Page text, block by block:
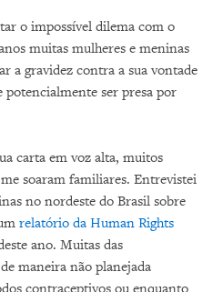
o impossível dilema com o
muitas mulheres e meninas
a gravidez contra a sua vontade
potencialmente ser presa por
carta em voz alta, muitos
soaram familiares. Entrevistei
no nordeste do Brasil sobre
relatório da Human Rights
ano. Muitas das
maneira não planejada